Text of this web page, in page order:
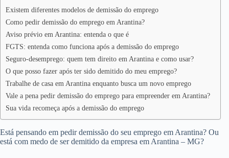
Existem diferentes modelos de demissão do emprego
Como pedir demissão do emprego em Arantina?
Aviso prévio em Arantina: entenda o que é
FGTS: entenda como funciona após a demissão do emprego
Seguro-desemprego: quem tem direito em Arantina e como usar?
O que posso fazer após ter sido demitido do meu emprego?
Trabalhe de casa em Arantina enquanto busca um novo emprego
Vale a pena pedir demissão do emprego para empreender em Arantina?
Sua vida recomeça após a demissão do emprego
Está pensando em pedir demissão do seu emprego em Arantina? Ou
está com medo de ser demitido da empresa em Arantina – MG?